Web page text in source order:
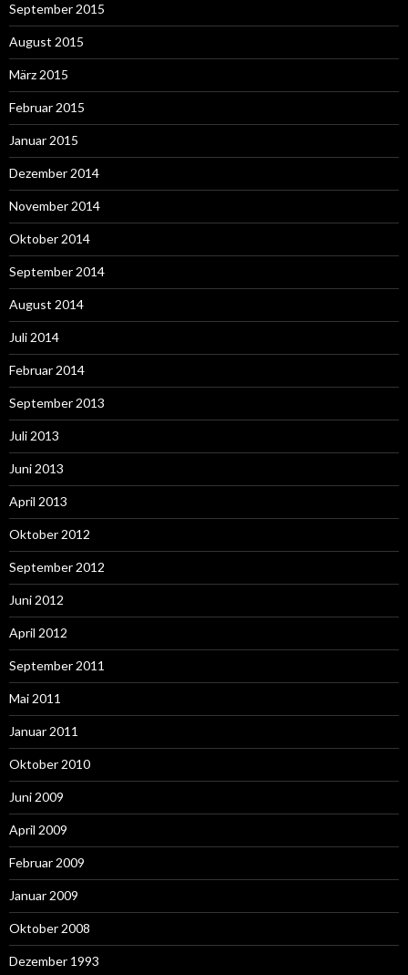
September 2015
August 2015
März 2015
Februar 2015
Januar 2015
Dezember 2014
November 2014
Oktober 2014
September 2014
August 2014
Juli 2014
Februar 2014
September 2013
Juli 2013
Juni 2013
April 2013
Oktober 2012
September 2012
Juni 2012
April 2012
September 2011
Mai 2011
Januar 2011
Oktober 2010
Juni 2009
April 2009
Februar 2009
Januar 2009
Oktober 2008
Dezember 1993